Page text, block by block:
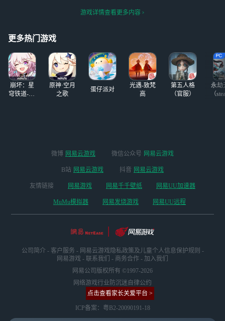
中最弱的一个）一
回合直接秒了，他
甚至连增援都没叫
出
游戏详情查看更多内容
更多热门游戏
崩坏：星
穹铁道-4.4
原神·空月
之歌
蛋仔派对
光遇-致梵
高
第五人格
（官服）
永劫
（
微博 网易云游戏 微信公众号 网易云游戏
B站 网易云游戏 抖音 网易云游戏
友情链接 网易游戏 网易千千壁纸 网易UU加速器
MuMu模拟器 网易发烧游戏 网易UU远程
公司简介 - 客户服务 - 网易云游戏隐私政策及儿童个人信息保护规则 -
网易游戏 - 联系我们 - 商务合作 - 加入我们
网易公司版权所有 ©1997-2026
网络游戏行业防沉迷自律公约
点击查看家长关爱平台 >
ICP备案：粤B2-20090191-18